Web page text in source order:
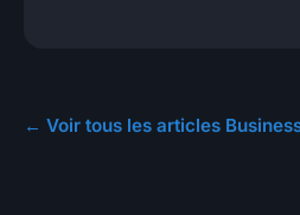
← Voir tous les articles